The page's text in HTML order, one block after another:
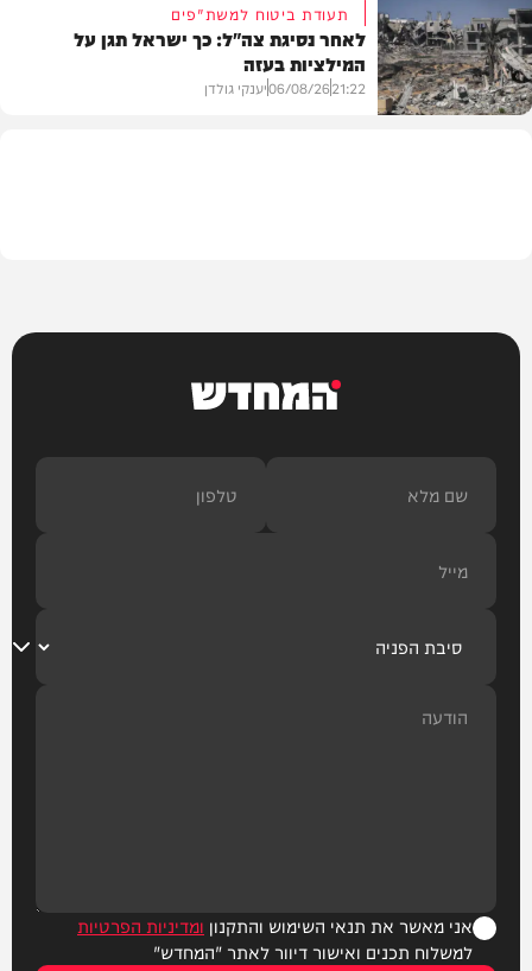
צבא וביטחון
תעודת ביטוח למשת"פים
לאחר נסיגת צה"ל: כך ישראל תגן על
המילציות בעזה
21:22
06/08/26יענקי גולדן
המחדש
אני מאשר את תנאי השימוש והתקנון ומדיניות הפרטיות
למשלוח תכנים ואישור דיוור לאתר "המחדש"